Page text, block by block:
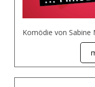
Komödie von